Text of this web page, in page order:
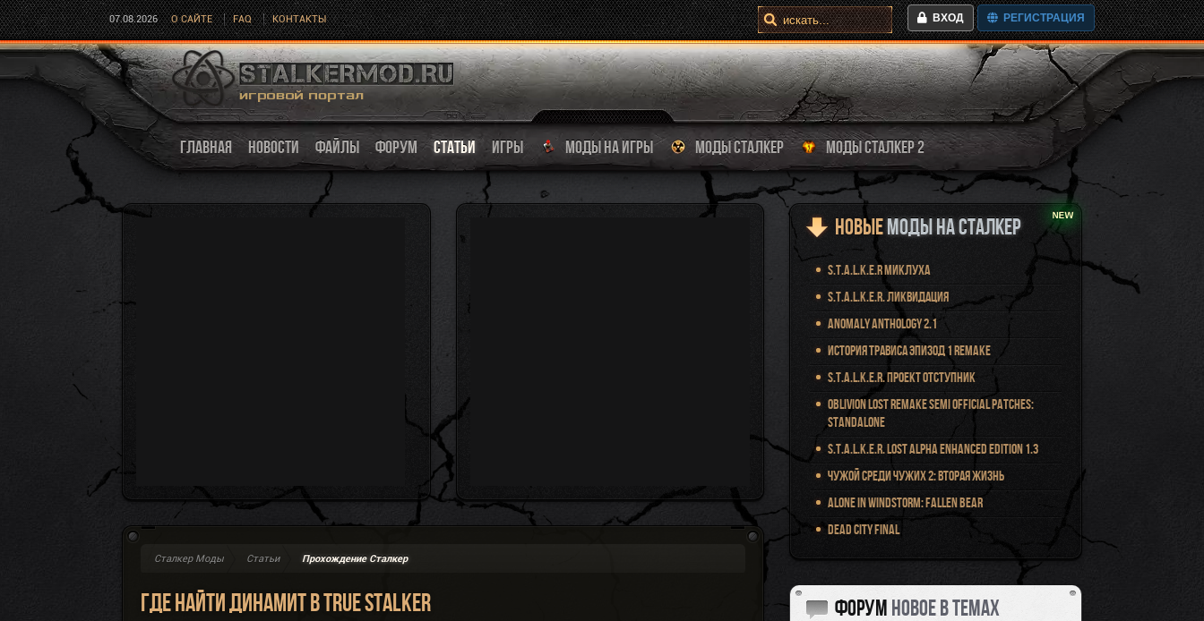
07.08.2026 О САЙТЕ FAQ КОНТАКТЫ ВХОД РЕГИСТРАЦИЯ
ГЛАВНАЯ НОВОСТИ ФАЙЛЫ ФОРУМ СТАТЬИ ИГРЫ МОДЫ НА ИГРЫ МОДЫ СТАЛКЕР МОДЫ СТАЛКЕР 2
Сталкер Моды Статьи Прохождение Сталкер
Где найти Динамит в True Stalker
НовыеМоды на Сталкер
S.T.A.L.K.E.R Миклуха
S.T.A.L.K.E.R. Ликвидация
Anomaly Anthology 2.1
История Трависа Эпизод 1 Remake
S.T.A.L.K.E.R. Проект Отступник
Oblivion Lost Remake Semi Official Patches:
Standalone
S.T.A.L.K.E.R. Lost Alpha Enhanced Edition 1.3
Чужой среди чужих 2: Вторая жизнь
Alone in Windstorm: Fallen Bear
Dead City Final
Форум новое в темах